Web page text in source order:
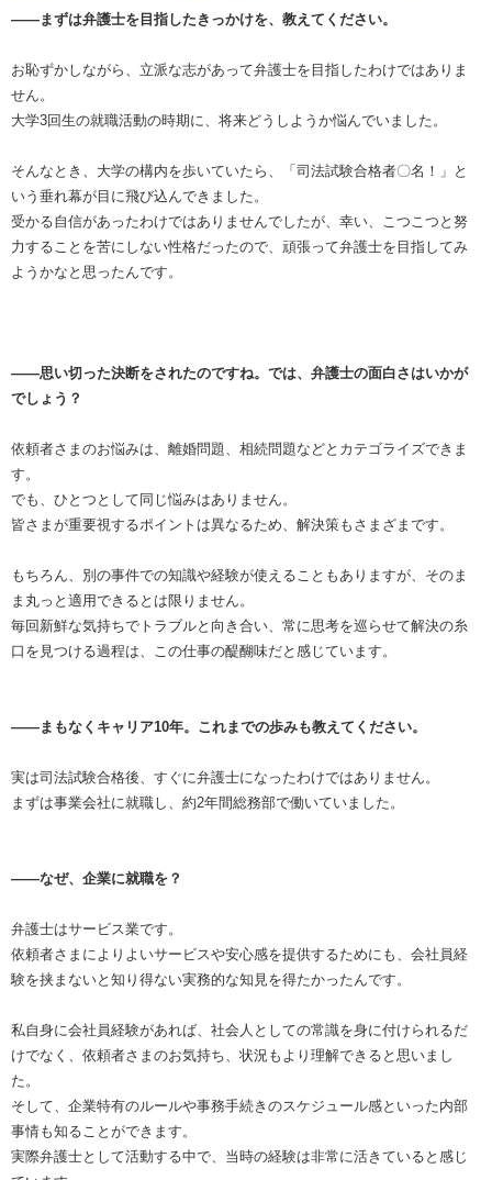
――まずは弁護士を目指したきっかけを、教えてください。
お恥ずかしながら、立派な志があって弁護士を目指したわけではありま
せん。
大学3回生の就職活動の時期に、将来どうしようか悩んでいました。
そんなとき、大学の構内を歩いていたら、「司法試験合格者〇名！」と
いう垂れ幕が目に飛び込んできました。
受かる自信があったわけではありませんでしたが、幸い、こつこつと努
力することを苦にしない性格だったので、頑張って弁護士を目指してみ
ようかなと思ったんです。
――思い切った決断をされたのですね。では、弁護士の面白さはいかが
でしょう？
依頼者さまのお悩みは、離婚問題、相続問題などとカテゴライズできま
す。
でも、ひとつとして同じ悩みはありません。
皆さまが重要視するポイントは異なるため、解決策もさまざまです。
もちろん、別の事件での知識や経験が使えることもありますが、そのま
ま丸っと適用できるとは限りません。
毎回新鮮な気持ちでトラブルと向き合い、常に思考を巡らせて解決の糸
口を見つける過程は、この仕事の醍醐味だと感じています。
――まもなくキャリア10年。これまでの歩みも教えてください。
実は司法試験合格後、すぐに弁護士になったわけではありません。
まずは事業会社に就職し、約2年間総務部で働いていました。
――なぜ、企業に就職を？
弁護士はサービス業です。
依頼者さまによりよいサービスや安心感を提供するためにも、会社員経
験を挟まないと知り得ない実務的な知見を得たかったんです。
私自身に会社員経験があれば、社会人としての常識を身に付けられるだ
けでなく、依頼者さまのお気持ち、状況もより理解できると思いまし
た。
そして、企業特有のルールや事務手続きのスケジュール感といった内部
事情も知ることができます。
実際弁護士として活動する中で、当時の経験は非常に活きていると感じ